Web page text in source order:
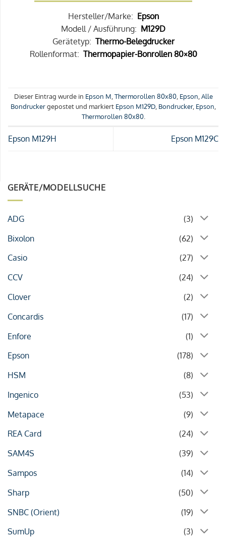
GERÄTE/MODELLSUCHE
ADG
(3)
Bixolon
(62)
Casio
(27)
CCV
(24)
Clover
(2)
Concardis
(17)
Enfore
(1)
Epson
(178)
HSM
(8)
Ingenico
(53)
Metapace
(9)
REA Card
(24)
SAM4S
(39)
Sampos
(14)
Sharp
(50)
SNBC (Orient)
(19)
SumUp
(3)
Hersteller/Marke: Epson
Modell / Ausführung: M129D
Gerätetyp: Thermo-Belegdrucker
Rollenformat: Thermopapier-Bonrollen 80×80
Dieser Eintrag wurde in Epson M,Thermorollen 80x80, Epson,Alle
Bondruckergepostet und markiert Epson M129D, Bondrucker, Epson,
Thermorollen 80x80.
Epson M129H Epson M129C